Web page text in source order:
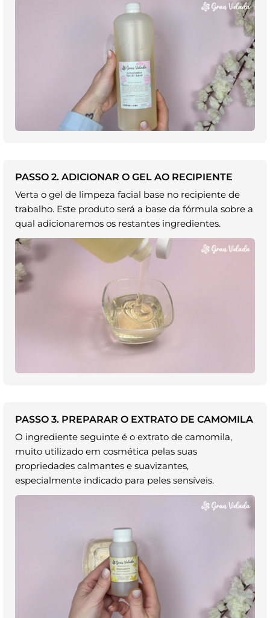
PASSO 2. ADICIONAR O GEL AO RECIPIENTE
Verta o gel de limpeza facial base no recipiente de
trabalho. Este produto será a base da fórmula sobre a
qual adicionaremos os restantes ingredientes.
PASSO 3. PREPARAR O EXTRATO DE CAMOMILA
O ingrediente seguinte é o extrato de camomila,
muito utilizado em cosmética pelas suas
propriedades calmantes e suavizantes,
especialmente indicado para peles sensíveis.